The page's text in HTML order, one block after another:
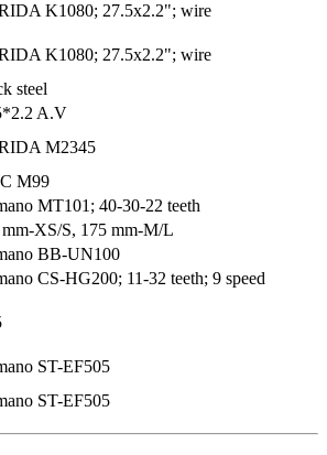
K1080; 27.5x2.2"; wire
K1080; 27.5x2.2"; wire
steel
A.V
M2345
M99
MT101; 40-30-22 teeth
mm-XS/S, 175 mm-M/L
BB-UN100
CS-HG200; 11-32 teeth; 9 speed
ST-EF505
ST-EF505